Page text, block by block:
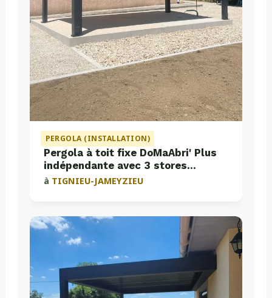
PERGOLA (INSTALLATION)
Pergola à toit fixe DoMaAbri' Plus
indépendante avec 3 stores
intégrés
à TIGNIEU-JAMEYZIEU